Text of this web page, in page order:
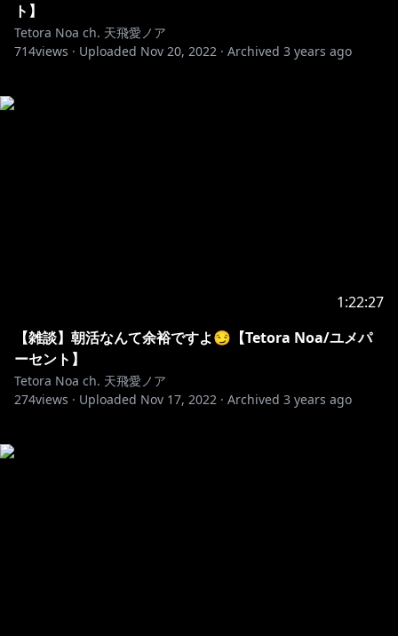
ト】
Tetora Noa ch. 天飛愛ノア
714views · Uploaded Nov 20, 2022 · Archived 3 years ago
1:22:27
【雑談】朝活なんて余裕ですよ😏【Tetora Noa/ユメパ
ーセント】
Tetora Noa ch. 天飛愛ノア
274views · Uploaded Nov 17, 2022 · Archived 3 years ago